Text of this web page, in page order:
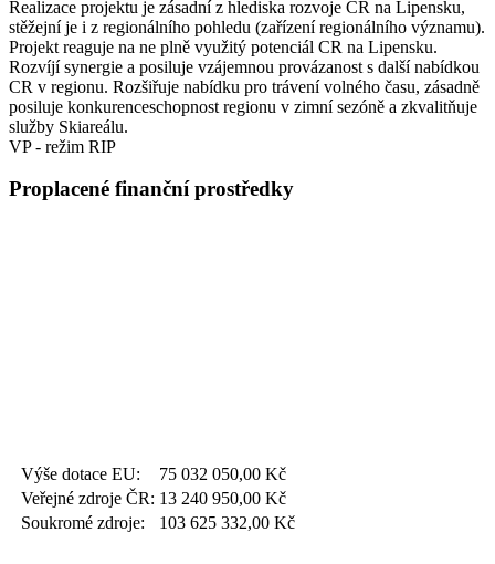
Realizace projektu je zásadní z hlediska rozvoje CR na Lipensku,
stěžejní je i z regionálního pohledu (zařízení regionálního významu).
Projekt reaguje na ne plně využitý potenciál CR na Lipensku.
Rozvíjí synergie a posiluje vzájemnou provázanost s další nabídkou
CR v regionu. Rozšiřuje nabídku pro trávení volného času, zásadně
posiluje konkurenceschopnost regionu v zimní sezóně a zkvalitňuje
služby Skiareálu.
VP - režim RIP
Proplacené finanční prostředky
Výše dotace EU: 75 032 050,00 Kč
Veřejné zdroje ČR: 13 240 950,00 Kč
Soukromé zdroje:
103 625 332,00 Kč